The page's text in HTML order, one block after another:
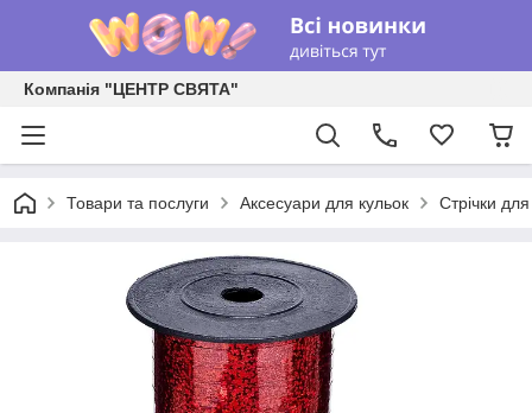
Компанія "ЦЕНТР СВЯТА"
Товари та послуги Аксесуари для кульок Стрічки